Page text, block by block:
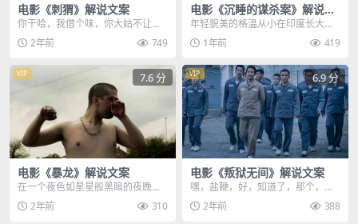
电影《刺猬》解说文案
你干哈，我借个味，你大姑不让我
抽烟，2024，由葛优，王俊凯主演
的电影刺猬劲爆来...
2年前 749
电影《沉睡的谋杀案》解说文
案
年轻貌美的格温从小在印度长大，
印象中她从没有回过英国，在印度
她结识了男友查尔斯，...
1年前 419
VIP 7.6 分
电影《暴龙》解说文案
在一个夜色如星星般黑暗的夜晚，
一个男人从酒吧摔门而出，他的嘴
里咒骂着粗鄙的语言，...
2年前 310
VIP 6.9 分
电影《叛狱无间》解说文案
嘿，盐鞭，好，知道了，那个，这
不在剧本之中，怎么办，还能怎么
办，改写剧本咯，女人...
2年前 388